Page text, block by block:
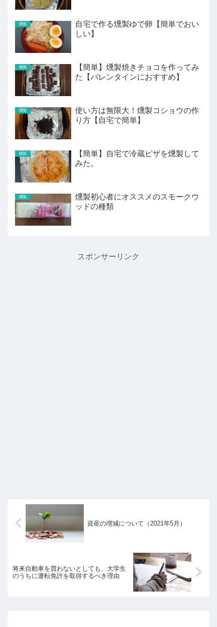
燻製
自宅で作る燻製ゆで卵【簡単でおい
しい】
燻製
【簡単】燻製焼きチョコを作ってみ
た【バレンタインにおすすめ】
燻製
使い方は無限大！燻製コショウの作
り方【自宅で簡単】
燻製
【簡単】自宅で冷蔵ピザを燻製して
みた。
燻製
燻製初心者にオススメのスモークウ
ッドの種類
スポンサーリンク
資産の増減について（2021年5月）
将来自動車を買わないとしても、大学生
のうちに運転免許を取得するべき理由